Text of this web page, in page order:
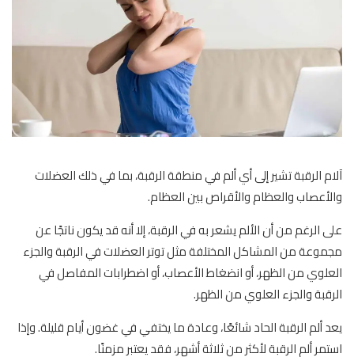
آلام الرقبة تشير إلى أي ألم في منطقة الرقبة، بما في ذلك العضلات
والأعصاب والعظام والأقراص بين العظام.
على الرغم من أن الألم يشعر به في الرقبة، إلا أنه قد يكون ناتجًا عن
مجموعة من المشاكل المختلفة مثل توتر العضلات في الرقبة والجزء
العلوي من الظهر، أو انضغاط الأعصاب، أو اضطرابات المفاصل في
الرقبة والجزء العلوي من الظهر.
يعد ألم الرقبة الحاد شائعًا، وعادة ما يختفي في غضون أيام قليلة. وإذا
استمر ألم الرقبة لأكثر من ثلاثة أشهر، فقد يعتبر مزمنًا.